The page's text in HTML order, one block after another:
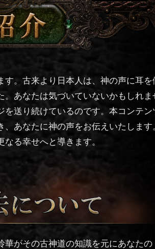
す。古来より日本人は、神の声に耳を
。あなたは気づいていないかもしれま
送り続けているのです。本コンテン
あなたに神の声をお伝えいたします
る幸せへと導きます。
いて
がその古神道の知識を元にあなたの